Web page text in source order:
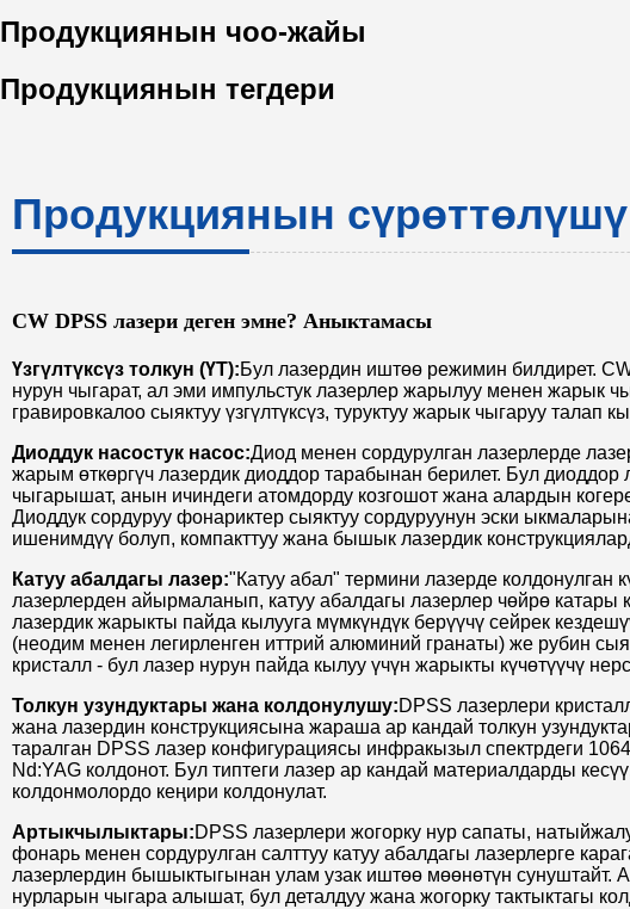
Продукциянын чоо-жайы
Продукциянын тегдери
Продукциянын сүрөттөлүшү
CW DPSS лазери деген эмне? Аныктамасы
Үзгүлтүксүз толкун (ҮТ):Бул лазердин иштөө режимин билдирет.
нурун чыгарат, ал эми импульстук лазерлер жарылуу менен жарык
гравировкалоо сыяктуу үзгүлтүксүз, туруктуу жарык чыгаруу талап
Диоддук насостук насос:Диод менен сордурулган лазерлерде
жарым өткөргүч лазердик диоддор тарабынан берилет. Бул
чыгарышат, анын ичиндеги атомдорду козгошот жана алардын
Диоддук сордуруу фонариктер сыяктуу сордуруунун эски
ишенимдүү болуп, компакттуу жана бышык лазердик
Катуу абалдагы лазер:"Катуу абал" термини лазерде колдонулган
лазерлерден айырмаланып, катуу абалдагы лазерлер чөйрө катары
лазердик жарыкты пайда кылууга мүмкүндүк берүүчү сейрек
(неодим менен легирленген иттрий алюминий гранаты) же рубин
кристалл - бул лазер нурун пайда кылуу үчүн жарыкты күчөтүүчү
Толкун узундуктары жана колдонулушу:DPSS лазерлери
жана лазердин конструкциясына жараша ар кандай толкун
таралган DPSS лазер конфигурациясы инфракызыл спектрдеги
Nd:YAG колдонот. Бул типтеги лазер ар кандай материалдарды
колдонмолордо кеңири колдонулат.
Артыкчылыктары:DPSS лазерлери жогорку нур сапаты,
фонарь менен сордурулган салттуу катуу абалдагы лазерлерге
лазерлердин бышыктыгынан улам узак иштөө мөөнөтүн сунуштайт.
нурларын чыгара алышат, бул деталдуу жана жогорку тактыктагы